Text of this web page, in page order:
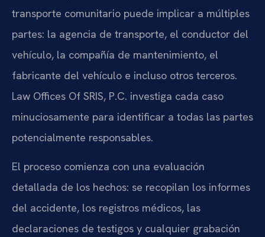
transporte comunitario puede implicar a múltiples
partes: la agencia de transporte, el conductor del
vehículo, la compañía de mantenimiento, el
fabricante del vehículo e incluso otros terceros.
Law Offices Of SRIS, P.C. investiga cada caso
minuciosamente para identificar a todas las partes
potencialmente responsables.
El proceso comienza con una evaluación
detallada de los hechos: se recopilan los informes
del accidente, los registros médicos, las
declaraciones de testigos y cualquier grabación